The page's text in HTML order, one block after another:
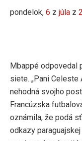
pondelok, 6 z júla z
Mbappé odpovedal
siete. „Pani Celeste
nehodná svojho
Francúzska
oznámila, že podá
odkazy